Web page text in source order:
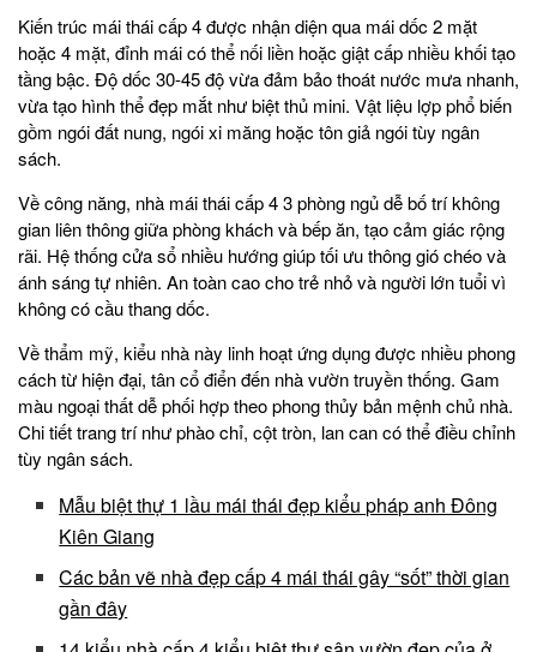
Kiến trúc mái thái cấp 4 được nhận diện qua mái dốc 2 mặt
hoặc 4 mặt, đỉnh mái có thể nối liền hoặc giật cấp nhiều khối tạo
tầng bậc. Độ dốc 30-45 độ vừa đảm bảo thoát nước mưa nhanh,
vừa tạo hình thể đẹp mắt như biệt thủ mini. Vật liệu lợp phổ biến
gồm ngói đất nung, ngói xi măng hoặc tôn giả ngói tùy ngân
sách.
Về công năng, nhà mái thái cấp 4 3 phòng ngủ dễ bố trí không
gian liên thông giữa phòng khách và bếp ăn, tạo cảm giác rộng
rãi. Hệ thống cửa sổ nhiều hướng giúp tối ưu thông gió chéo và
ánh sáng tự nhiên. An toàn cao cho trẻ nhỏ và người lớn tuổi vì
không có cầu thang dốc.
Về thẩm mỹ, kiểu nhà này linh hoạt ứng dụng được nhiều phong
cách từ hiện đại, tân cổ điển đến nhà vườn truyền thống. Gam
màu ngoại thất dễ phối hợp theo phong thủy bản mệnh chủ nhà.
Chi tiết trang trí như phào chỉ, cột tròn, lan can có thể điều chỉnh
tùy ngân sách.
Mẫu biệt thự 1 lầu mái thái đẹp kiểu pháp anh Đông
Kiên Giang
Các bản vẽ nhà đẹp cấp 4 mái thái gây “sốt” thời gian
gần đây